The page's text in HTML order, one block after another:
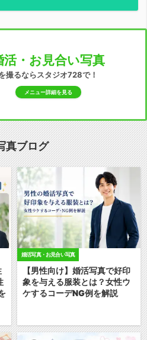
活・お見合い写真
撮るならスタジオ728で！
メニュー詳細を見る
真ブログ
婚活写真・お見合い写真
【男性向け】婚活写真で好印
象を与える服装とは？女性ウ
ケするコーデNG例を解説